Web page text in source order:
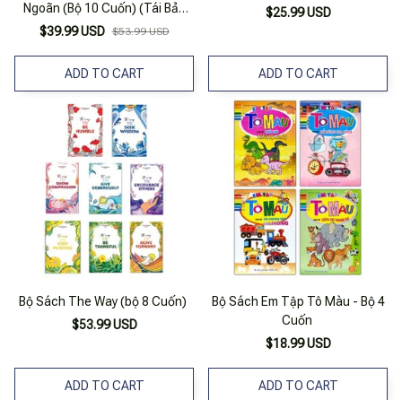
Ngoãn (Bộ 10 Cuốn) (Tái Bản
2026)
$39.99 USD $53.99 USD
ADD TO CART
$25.99 USD
ADD TO CART
Bộ Sách The Way (bộ 8 Cuốn)
$53.99 USD
ADD TO CART
Bộ Sách Em Tập Tô Màu - Bộ 4
Cuốn
$18.99 USD
ADD TO CART